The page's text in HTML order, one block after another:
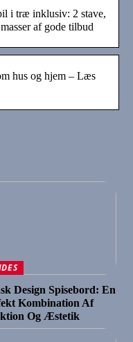
i træ inklusiv: 2 stave,
af gode tilbud
hus og hjem – Læs
Design Spisebord: En
Kombination Af
Og Æstetik